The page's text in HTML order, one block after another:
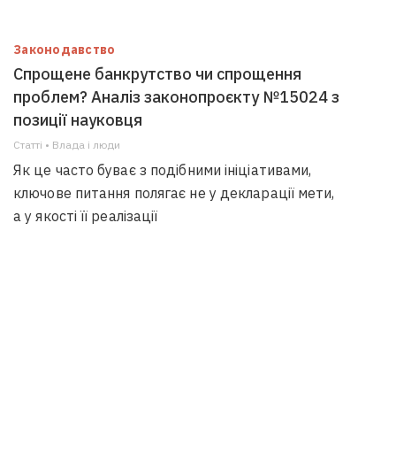
Законодавство
Спрощене банкрутство чи спрощення
проблем? Аналіз законопроєкту №15024 з
позиції науковця
Статті • Влада i люди
Як це часто буває з подібними ініціативами,
ключове питання полягає не у декларації мети,
а у якості її реалізації